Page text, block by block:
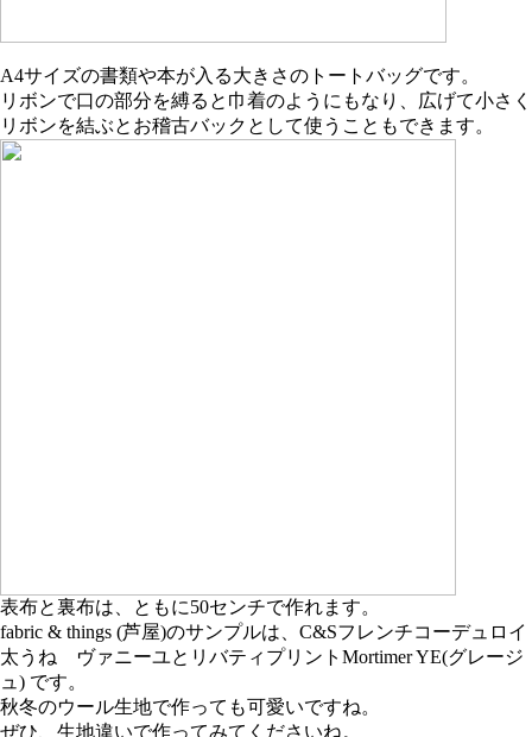
A4サイズの書類や本が入る大きさのトートバッグです。
リボンで口の部分を縛ると巾着のようにもなり、広げて小さく
リボンを結ぶとお稽古バックとして使うこともできます。
表布と裏布は、ともに50センチで作れます。
fabric & things (芦屋)のサンプルは、C&Sフレンチコーデュロイ
太うね ヴァニーユとリバティプリントMortimer YE(グレージ
ュ) です。
秋冬のウール生地で作っても可愛いですね。
ぜひ、生地違いで作ってみてくださいね。